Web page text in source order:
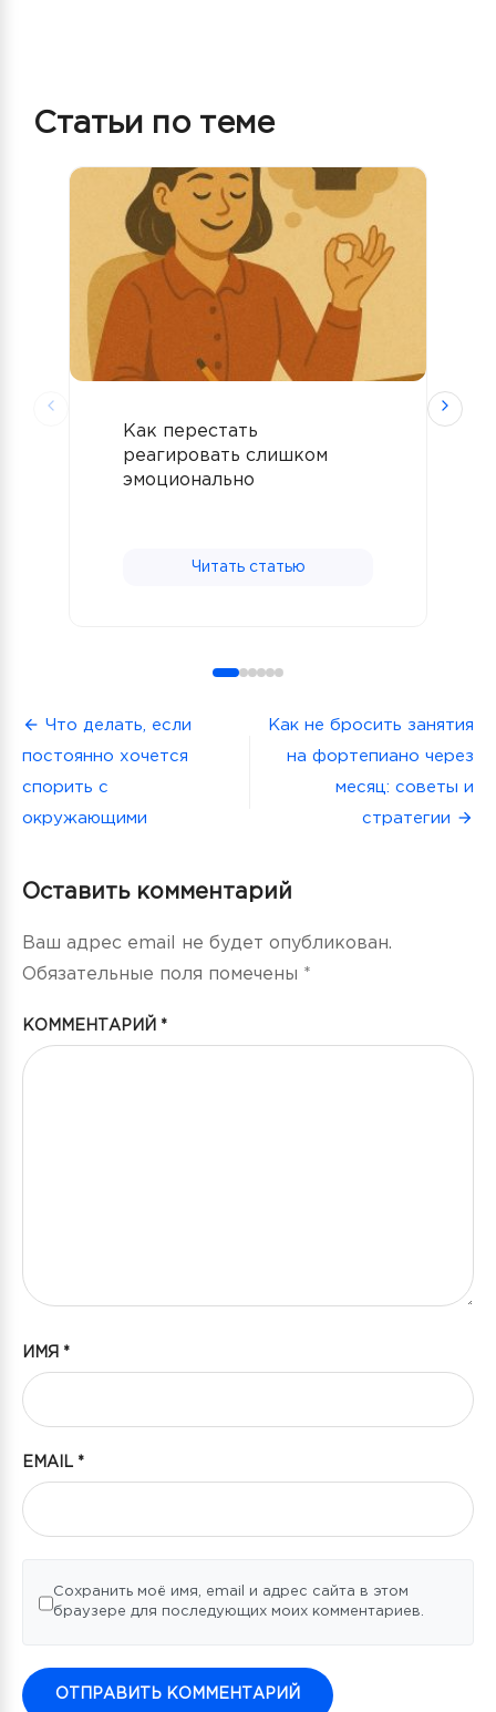
Статьи по теме
Как перестать
реагировать слишком
эмоционально
Читать статью
Навигация
по
Что делать, если
постоянно хочется
спорить с
окружающими
Как не бросить занятия
на фортепиано через
месяц: советы и
стратегии
Оставить комментарий
Ваш адрес email не будет опубликован.
Обязательные поля помечены *
КОММЕНТАРИЙ *
ИМЯ *
EMAIL *
Сохранить моё имя, email и адрес сайта в этом
браузере для последующих моих комментариев.